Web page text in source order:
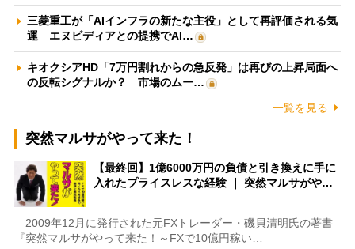
三菱重工が「AIインフラの新たな主役」として再評価される気
運 エヌビディアとの提携でAI…
キオクシアHD「7万円割れからの急反発」は再びの上昇局面へ
の反転シグナルか？ 市場のムー…
一覧を見る
突然マルサがやって来た！
【最終回】1億6000万円の負債と引き換えに手に
入れたプライスレスな経験 ｜ 突然マルサがや…
2009年12月に発行された元FXトレーダー・磯貝清明氏の著書
『突然マルサがやって来た！～FXで10億円稼い…